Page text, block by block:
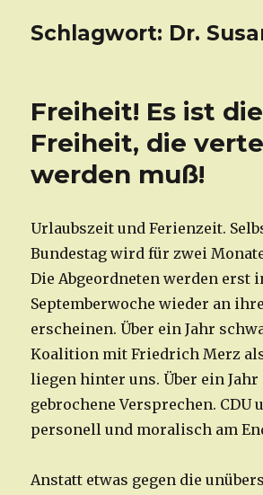
Schlagwort: Dr.
Freiheit! Es ist die
Freiheit, die
werden muß!
Urlaubszeit und Ferienzeit.
Bundestag wird für zwei
Die Abgeordneten werden erst
Septemberwoche wieder an
erscheinen. Über ein Jahr
Koalition mit Friedrich Merz
liegen hinter uns. Über ein
gebrochene Versprechen. CDU
personell und moralisch am
Anstatt etwas gegen die